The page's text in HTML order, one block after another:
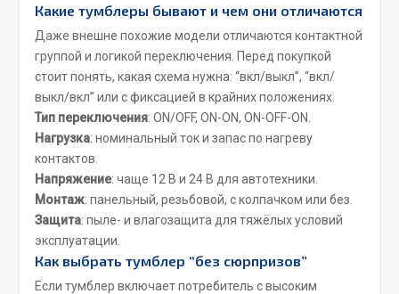
Показать ещё
Весь раздел
Фильтры
JSB
Mann-filter
Vic
Автоторг
Дифа
Цитрон
Какие тумблеры бывают и чем они отличаются
Даже внешне похожие модели отличаются контактной
группой и логикой переключения. Перед покупкой
стоит понять, какая схема нужна: “вкл/выкл”, “вкл/
выкл/вкл” или с фиксацией в крайних положениях.
Тип переключения: ON/OFF, ON-ON, ON-OFF-ON.
Нагрузка: номинальный ток и запас по нагреву
контактов.
Напряжение: чаще 12 В и 24 В для автотехники.
Монтаж: панельный, резьбовой, с колпачком или без.
Защита: пыле- и влагозащита для тяжёлых условий
эксплуатации.
Как выбрать тумблер “без сюрпризов”
Если тумблер включает потребитель с высоким